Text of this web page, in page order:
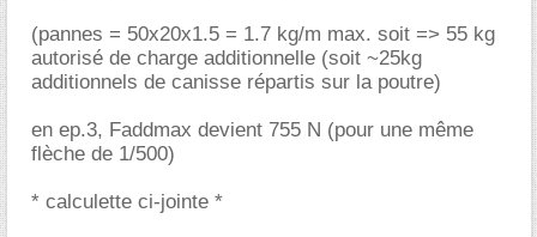
(pannes = 50x20x1.5 = 1.7 kg/m max. soit => 55 kg
autorisé de charge additionnelle (soit ~25kg
additionnels de canisse répartis sur la poutre)
en ep.3, Faddmax devient 755 N (pour une même
flèche de 1/500)
* calculette ci-jointe *